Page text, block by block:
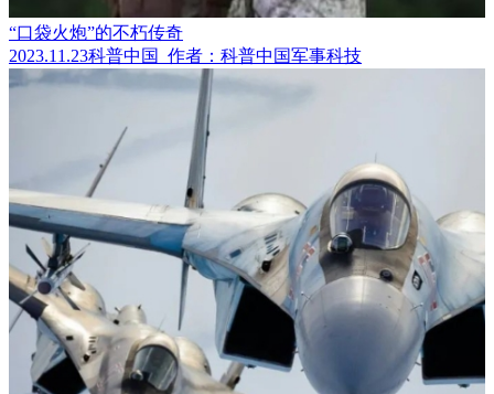
“口袋火炮”的不朽传奇
2023.11.23科普中国 作者：科普中国军事科技